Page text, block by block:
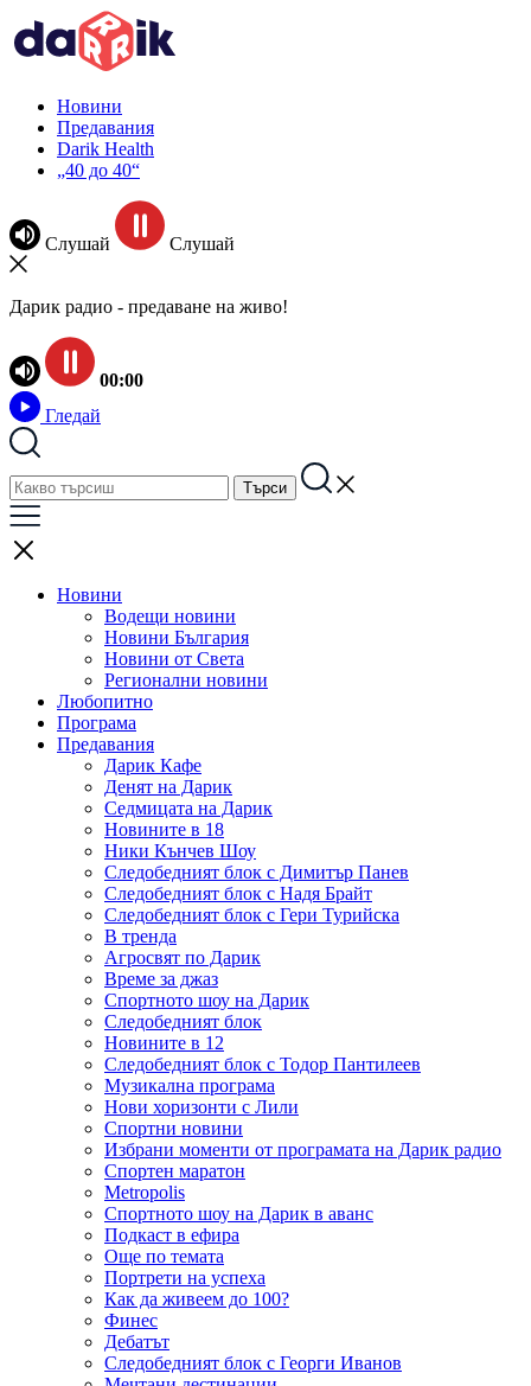
Новини
Предавания
Darik Health
„40 до 40“
Слушай Слушай
Дарик радио - предаване на живо!
00:00
Гледай
Новини
Водещи новини
Новини България
Новини от Света
Регионални новини
Любопитно
Програма
Предавания
Дарик Кафе
Денят на Дарик
Седмицата на Дарик
Новините в 18
Ники Кънчев Шоу
Следобедният блок с Димитър Панев
Следобедният блок с Надя Брайт
Следобедният блок с Гери Турийска
В тренда
Агросвят по Дарик
Време за джаз
Спортното шоу на Дарик
Следобедният блок
Новините в 12
Следобедният блок с Тодор Пантилеев
Музикална програма
Нови хоризонти с Лили
Спортни новини
Избрани моменти от програмата на Дарик радио
Спортен маратон
Metropolis
Спортното шоу на Дарик в аванс
Подкаст в ефира
Още по темата
Портрети на успеха
Как да живеем до 100?
Финес
Дебатът
Следобедният блок с Георги Иванов